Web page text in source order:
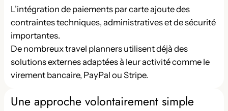
L’intégration de paiements par carte ajoute des
contraintes techniques, administratives et de sécurité
importantes.
De nombreux travel planners utilisent déjà des
solutions externes adaptées à leur activité comme le
virement bancaire, PayPal ou Stripe.
Une approche volontairement simple